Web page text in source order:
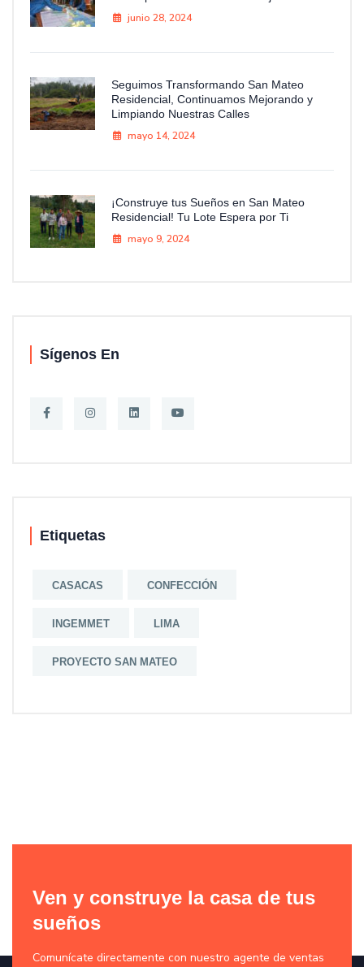
junio 28, 2024
Seguimos Transformando San Mateo
Residencial, Continuamos Mejorando y
Limpiando Nuestras Calles
mayo 14, 2024
¡Construye tus Sueños en San Mateo
Residencial! Tu Lote Espera por Ti
mayo 9, 2024
Sígenos En
Etiquetas
CASACAS CONFECCIÓN
INGEMMET LIMA
PROYECTO SAN MATEO
Ven y construye la casa de tus
sueños
Comunícate directamente con nuestro agente de ventas